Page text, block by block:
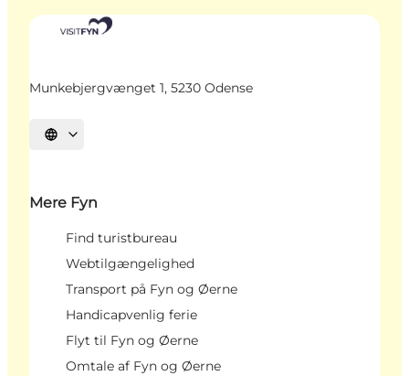
Munkebjergvænget 1, 5230 Odense
Vælg sprog
Mere Fyn
Find turistbureau
Webtilgængelighed
Transport på Fyn og Øerne
Handicapvenlig ferie
Flyt til Fyn og Øerne
Omtale af Fyn og Øerne